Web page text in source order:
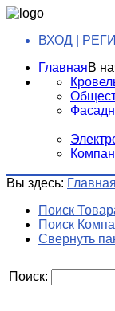
ВХОД |
ГлавнаяВ
Вы здесь: Главная
Поиск
Поиск
Свернуть
Поиск: